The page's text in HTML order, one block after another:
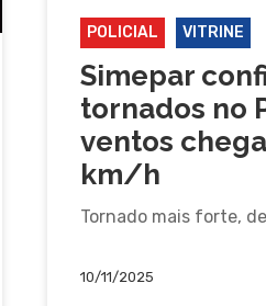
POLICIAL VITRINE
Simepar
tornados no
ventos
km/h
Tornado mais forte,
10/11/2025